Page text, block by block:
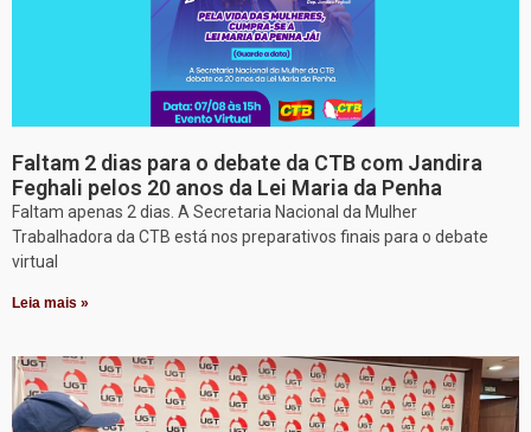
Faltam 2 dias para o debate da CTB com Jandira
Feghali pelos 20 anos da Lei Maria da Penha
Faltam apenas 2 dias. A Secretaria Nacional da Mulher
Trabalhadora da CTB está nos preparativos finais para o debate
virtual
Leia mais »